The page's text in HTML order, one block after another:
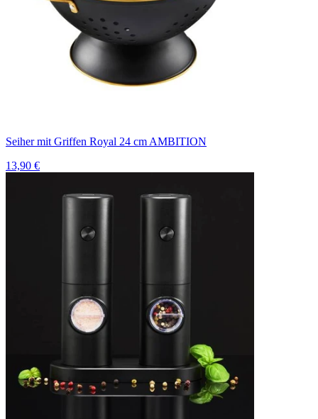
Seiher mit Griffen Royal 24 cm AMBITION
13,90 €